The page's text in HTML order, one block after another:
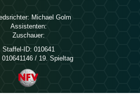
 
Assistenten:
Zuschauer:
Staffel-ID: 010641
010641146 / 19. Spieltag